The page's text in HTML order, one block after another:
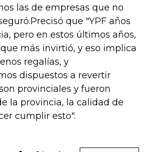
las de empresas que no
que "YPF años
pero en estos últimos años,
más invirtió, y eso implica
regalías, y
dispuestos a revertir
provinciales y fueron
la provincia, la calidad de
cumplir esto".